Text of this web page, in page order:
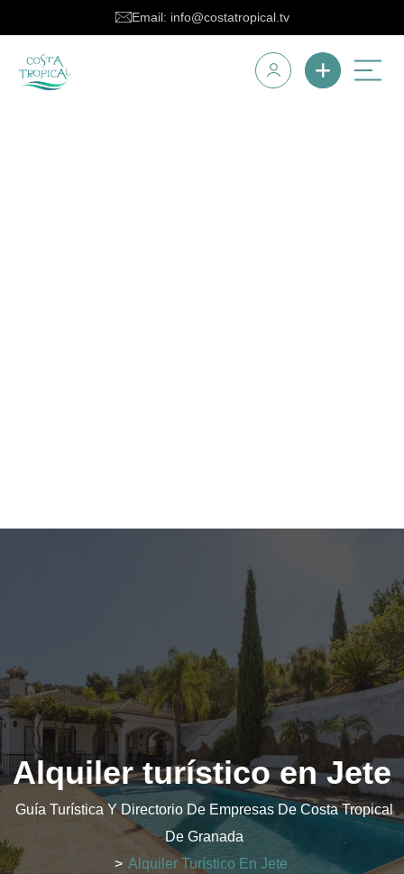
Email: info@costatropical.tv
Alquiler turístico en Jete
Guía Turística Y Directorio De Empresas De Costa Tropical
De Granada
> Alquiler Turístico En Jete